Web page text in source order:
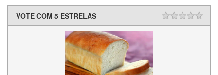
VOTE COM 5 ESTRELAS